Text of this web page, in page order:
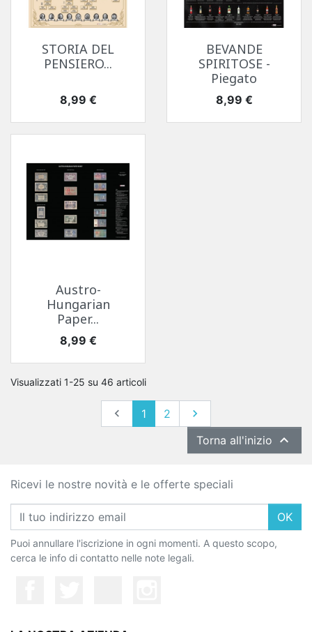
STORIA DEL
PENSIERO...
Prezzo
8,99 €
BEVANDE
SPIRITOSE -
Piegato
Prezzo
8,99 €
Austro-
Hungarian
Paper...
Prezzo
8,99 €
Visualizzati 1-25 su 46 articoli
Precedente
 1 2 Successivo

Torna all'inizio 
Ricevi le nostre novità e le offerte speciali
OK
Puoi annullare l'iscrizione in ogni momenti. A questo scopo,
cerca le info di contatto nelle note legali.